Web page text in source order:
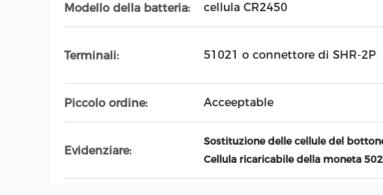
Modello della batteria: cellula CR2450
Terminali: 51021 o connettore di SHR-2P
Piccolo ordine: Acceeptable
Evidenziare:
Sostituzione delle cellule del
Cellula ricaricabile della moneta